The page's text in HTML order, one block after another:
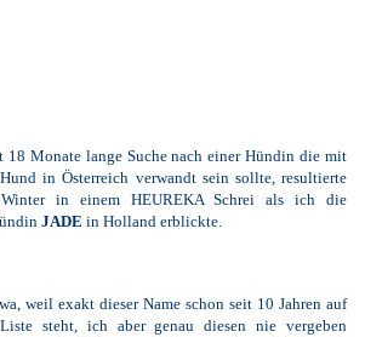
18 Monate lange Suche nach einer Hündin die mit
in Österreich verwandt sein sollte, resultierte
in einem HEUREKA Schrei als ich die
JADE in Holland erblickte.
weil exakt dieser Name schon seit 10 Jahren auf
steht, ich aber genau diesen nie vergeben